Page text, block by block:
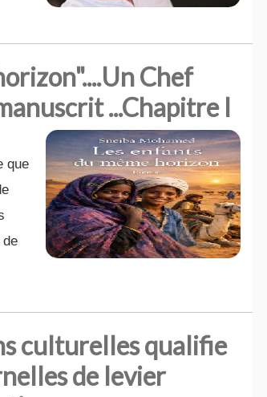
Chef
...Chapitre I
que
culturelles qualifie
de levier